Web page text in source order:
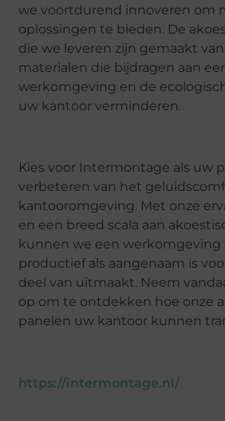
we voortdurend innoveren om
oplossingen te bieden. De
die we leveren zijn gemaakt
materialen die bijdragen aan
werkomgeving en de
uw kantoor verminderen.
Kies voor Intermontage als uw
verbeteren van het
kantooromgeving. Met onze
en een breed scala aan
kunnen we een werkomgeving
productief als aangenaam is
deel van uitmaakt. Neem
op om te ontdekken hoe onze
panelen uw kantoor kunnen
https://intermontage.nl/